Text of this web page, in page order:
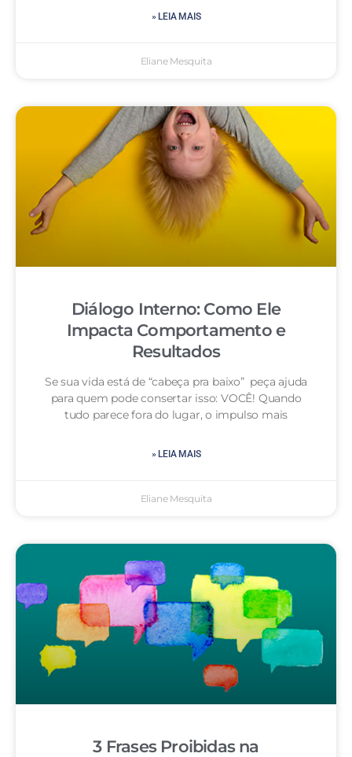
» LEIA MAIS
Eliane Mesquita
Diálogo Interno: Como Ele
Impacta Comportamento e
Resultados
Se sua vida está de “cabeça pra baixo” peça ajuda
para quem pode consertar isso: VOCÊ! Quando
tudo parece fora do lugar, o impulso mais
» LEIA MAIS
Eliane Mesquita
3 Frases Proibidas na